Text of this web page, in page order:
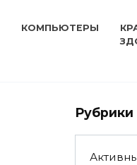
КОМПЬЮТЕРЫ
Рубрики